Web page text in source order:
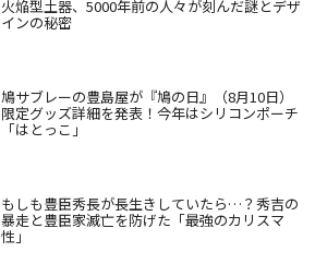
火焔型土器、5000年前の人々が刻んだ謎とデザ
インの秘密
鳩サブレーの豊島屋が『鳩の日』（8月10日）
限定グッズ詳細を発表！今年はシリコンポーチ
「はとっこ」
もしも豊臣秀長が長生きしていたら…？秀吉の
暴走と豊臣家滅亡を防げた「最強のカリスマ
性」